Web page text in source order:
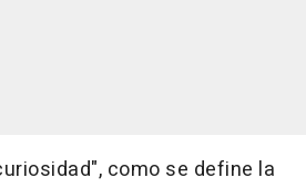
como se define la